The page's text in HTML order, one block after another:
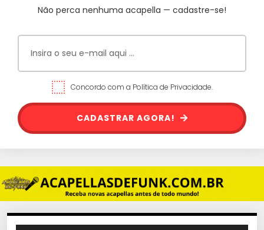
Não perca nenhuma acapella — cadastre-se!
Concordo com a Política de Privacidade.
CADASTRAR AGORA!